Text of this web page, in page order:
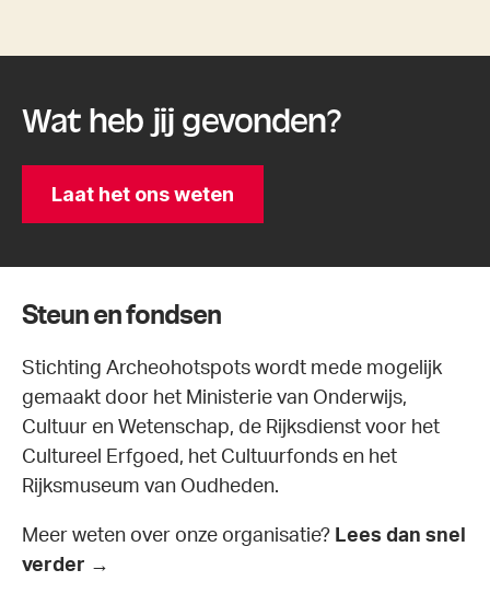
Wat heb jij gevonden?
Laat het ons weten
Steun en fondsen
Stichting Archeohotspots wordt mede mogelijk
gemaakt door het Ministerie van Onderwijs,
Cultuur en Wetenschap, de Rijksdienst voor het
Cultureel Erfgoed, het Cultuurfonds en het
Rijksmuseum van Oudheden.
Meer weten over onze organisatie? Lees dan snel
verder →